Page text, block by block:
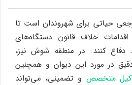
حیاتی برای شهروندان است تا
خلاف قانون دستگاه‌های
دفاع کنند. در منطقه شوش نیز،
در مورد این دیوان و همچنین
متخصص و تضمینی، می‌تواند